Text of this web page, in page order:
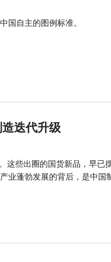
国自主的图例标准。
迭代升级
这些出圈的国货新品，早
业蓬勃发展的背后，是中国